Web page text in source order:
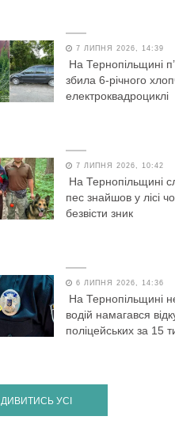
7 ЛИПНЯ 2026, 14:39
На Тернопільщині
збила 6-річного
електроквадроциклі
7 ЛИПНЯ 2026, 10:42
На Тернопільщині
пес знайшов у лісі
безвісти зник
6 ЛИПНЯ 2026, 14:36
На Тернопільщині
водій намагався
поліцейських за 15
ДИВИТИСЬ УСІ